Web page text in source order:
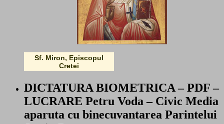
Sf. Miron, Episcopul
Cretei
DICTATURA BIOMETRICA – PDF –
LUCRARE Petru Voda – Civic Media
aparuta cu binecuvantarea Parintelui